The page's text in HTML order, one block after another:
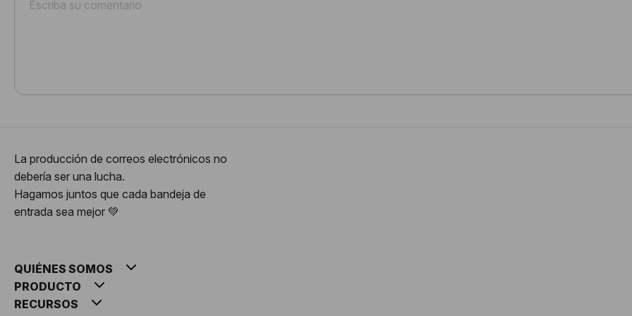
La producción de correos electrónicos no
debería ser una lucha.
Hagamos juntos que cada bandeja de
entrada sea mejor 💚
QUIÉNES SOMOS
PRODUCTO
RECURSOS